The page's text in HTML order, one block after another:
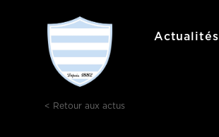
Actualités
< Retour aux actus